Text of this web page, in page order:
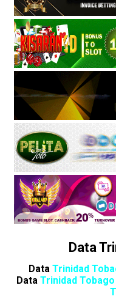
Data
Data Trinidad
Data Trinidad